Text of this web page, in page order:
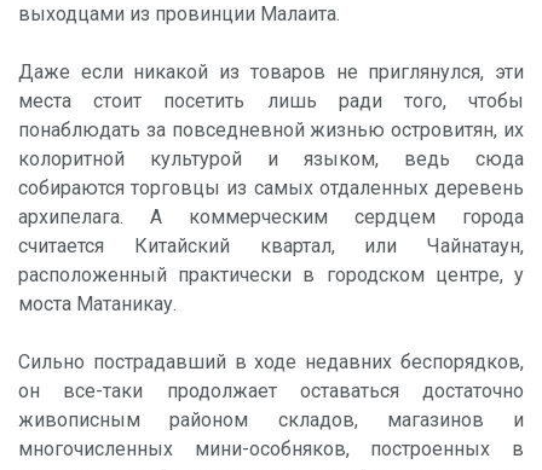
выходцами из провинции Малаита.
Даже если никакой из товаров не приглянулся, эти
места стоит посетить лишь ради того, чтобы
понаблюдать за повседневной жизнью островитян, их
колоритной культурой и языком, ведь сюда
собираются торговцы из самых отдаленных деревень
архипелага. А коммерческим сердцем города
считается Китайский квартал, или Чайнатаун,
расположенный практически в городском центре, у
моста Матаникау.
Сильно пострадавший в ходе недавних беспорядков,
он все-таки продолжает оставаться достаточно
живописным районом складов, магазинов и
многочисленных мини-особняков, построенных в